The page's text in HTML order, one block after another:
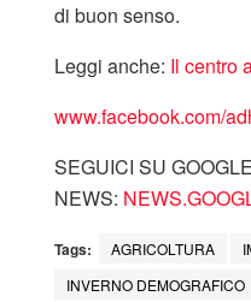
di buon senso.
Leggi anche: Il centro
www.facebook.com/
SEGUICI SU GOOGLE
NEWS:
Tags: AGRICOLTURA
INVERNO DEMOGRAFICO